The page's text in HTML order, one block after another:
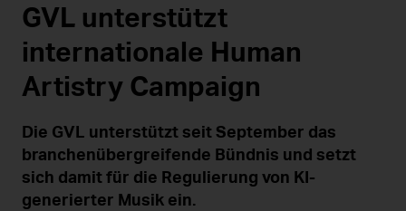
GVL unterstützt
internationale Human
Artistry Campaign
Die GVL unterstützt seit September das
branchenübergreifende Bündnis und setzt
sich damit für die Regulierung von KI-
generierter Musik ein.